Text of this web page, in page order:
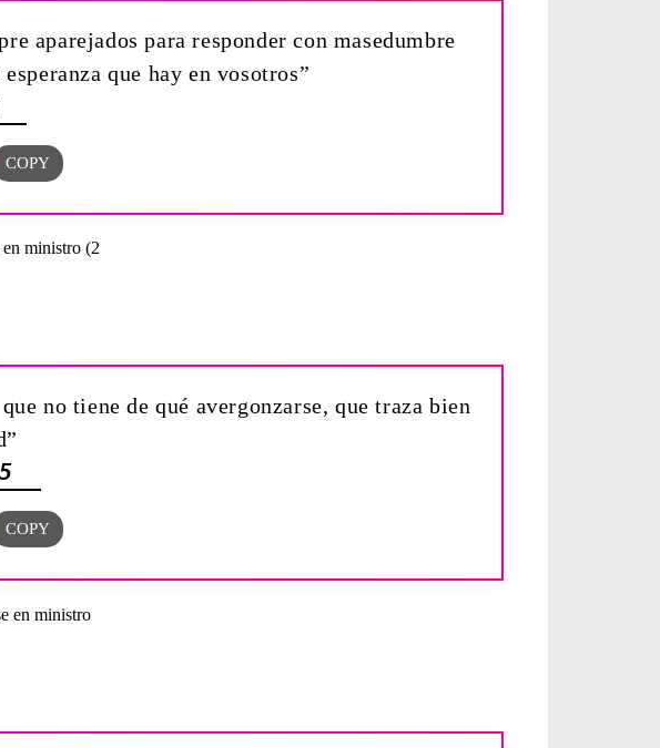
aparejados para responder con masedumbre
que hay en vosotros”
no tiene de qué avergonzarse, que traza bien